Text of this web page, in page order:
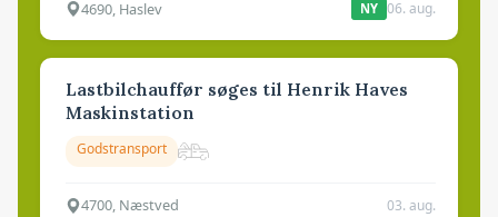
4690, Haslev NY 06. aug.
Lastbilchauffør søges til Henrik Haves
Maskinstation
Godstransport
4700, Næstved 03. aug.